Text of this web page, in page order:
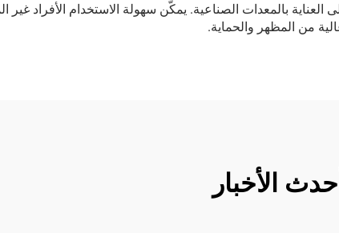
العناية بالمعدات الصناعية. يمكّن سهولة الاستخدام الأفراد
من المظهر والحماية.
الأخبار